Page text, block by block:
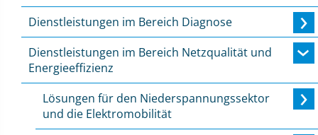
Dienstleistungen im Bereich Diagnose
Dienstleistungen im Bereich Netzqualität und
Energieeffizienz
Lösungen für den Niederspannungssektor
und die Elektromobilität